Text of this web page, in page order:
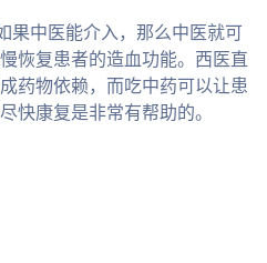
果中医能介入，那么中医就可
恢复患者的造血功能。西医直
药物依赖，而吃中药可以让患
快康复是非常有帮助的。